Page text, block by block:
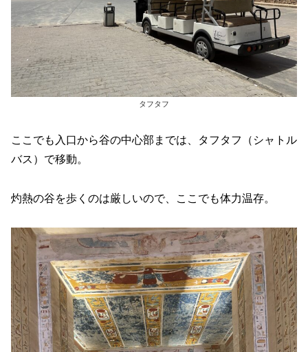
タフタフ
ここでも入口から谷の中心部までは、タフタフ（シャトル
バス）で移動。
灼熱の谷を歩くのは厳しいので、ここでも体力温存。